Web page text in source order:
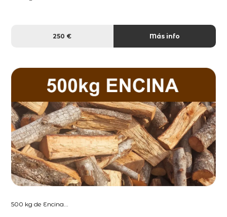
250 € Más info
500 kg de Encina...